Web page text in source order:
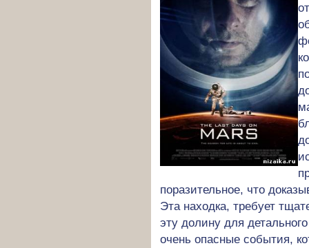
поразительное, что
Эта находка, требует
эту долину для
очень опасные события,